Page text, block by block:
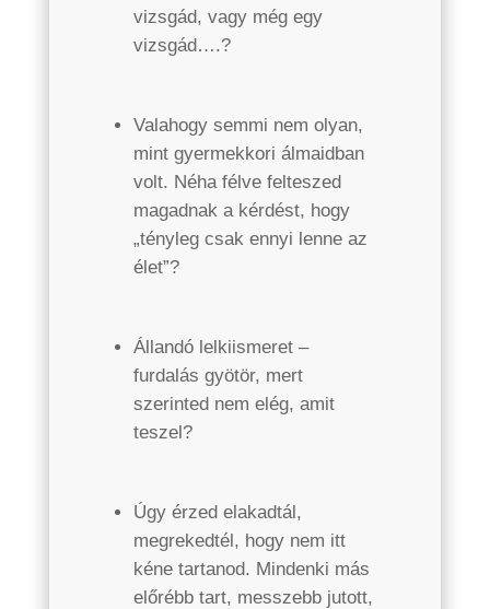
vizsgád, vagy még egy
vizsgád….?
Valahogy semmi nem olyan,
mint gyermekkori álmaidban
volt. Néha félve felteszed
magadnak a kérdést, hogy
„tényleg csak ennyi lenne az
élet”?
Állandó lelkiismeret –
furdalás gyötör, mert
szerinted nem elég, amit
teszel?
Úgy érzed elakadtál,
megrekedtél, hogy nem itt
kéne tartanod. Mindenki más
előrébb tart, messzebb jutott,